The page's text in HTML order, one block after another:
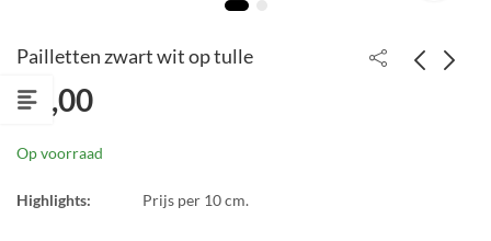
Pailletten zwart wit op tulle
€6,00
Op voorraad
Highlights: Prijs per 10 cm.